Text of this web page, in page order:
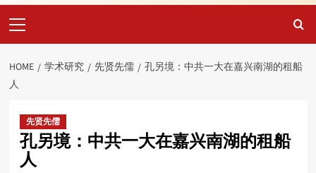
Menu
HOME 学术研究 先贤先儒
孔另境：中共一大在嘉兴南湖的租船
人
先贤先儒
孔另境：中共一大在嘉兴南湖的租船
人